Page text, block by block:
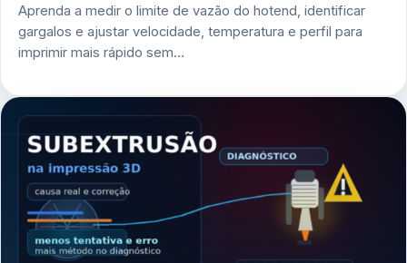
Aprenda a medir o limite de vazão do hotend, identificar
gargalos e ajustar velocidade, temperatura e perfil para
imprimir mais rápido sem…